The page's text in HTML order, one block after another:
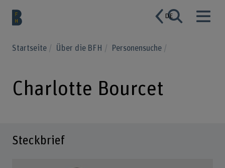
DE
Startseite Über die BFH Personensuche
Charlotte Bourcet
Steckbrief